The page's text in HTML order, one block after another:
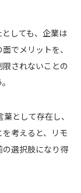
しても、企業は
でメリットを、
されないことの
として存在し、
考えると、リモ
選択肢になり得